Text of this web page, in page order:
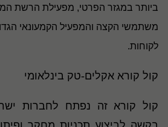
ביותר במגזר הפרטי, מפעילת הרשת
משתמשי הקצה והמפעיל הקמעונאי
לקוחות.
קול קורא אקלים-טק בינלאומי
קול קורא זה נפתח לחברות